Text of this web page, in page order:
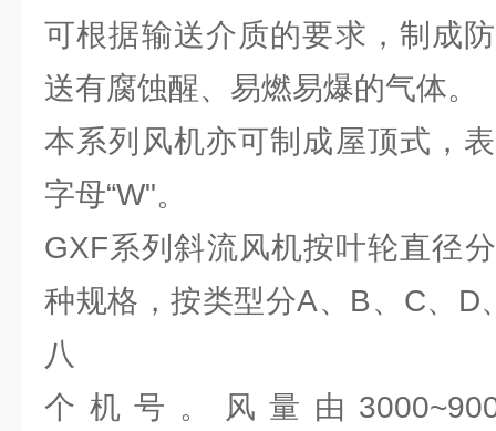
可根据输送介质的要求，制成
送有腐蚀醒、易燃易爆的气体。
本系列风机亦可制成屋顶式，
字母“W"。
GXF系列斜流风机按叶轮直径
种规格，按类型分A、B、C、D
八
个机号。风量由